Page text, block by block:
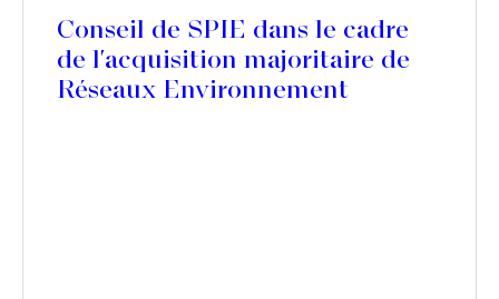
Conseil de SPIE dans le cadre
de l'acquisition majoritaire de
Réseaux Environnement